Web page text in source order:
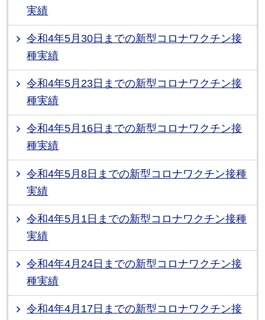
実績
令和4年5月30日までの新型コロナワクチン接
種実績
令和4年5月23日までの新型コロナワクチン接
種実績
令和4年5月16日までの新型コロナワクチン接
種実績
令和4年5月8日までの新型コロナワクチン接種
実績
令和4年5月1日までの新型コロナワクチン接種
実績
令和4年4月24日までの新型コロナワクチン接
種実績
令和4年4月17日までの新型コロナワクチン接